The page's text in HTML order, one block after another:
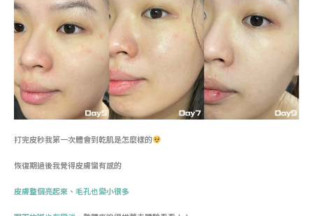
打完皮秒我第一次體會到乾肌是怎麼樣的
恢復期過後我覺得皮膚蠻有感的
皮膚整個亮起來、毛孔也變小很多